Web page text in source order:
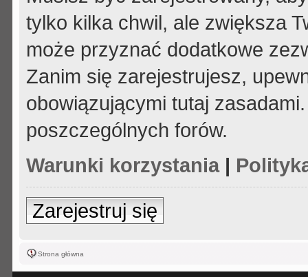
tylko kilka chwil, ale zwiększa
może przyznać dodatkowe
Zanim się zarejestrujesz,
obowiązującymi tutaj
poszczególnych forów.
Warunki korzystania|
Zarejestruj się
Strona główna